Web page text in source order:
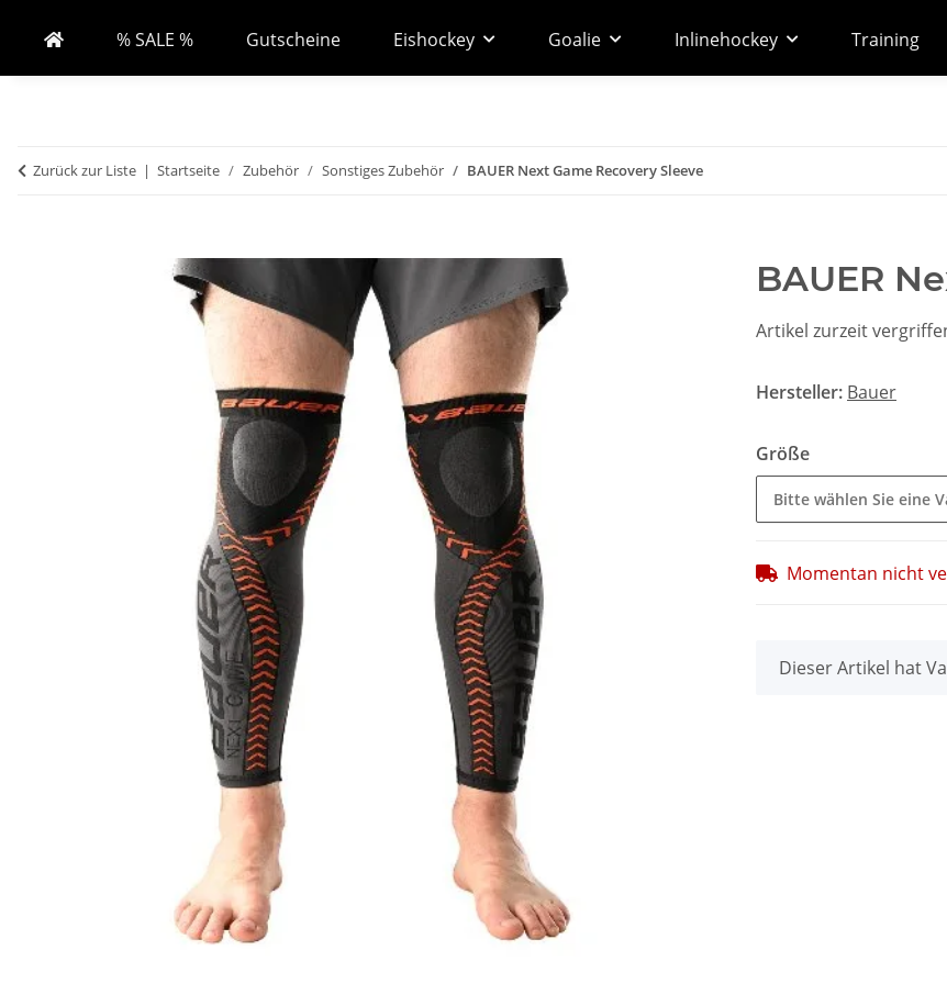
% SALE % Gutscheine Eishockey Goalie Inlinehockey Training
Zurück zur Liste Startseite Zubehör Sonstiges Zubehör BAUER Next Game Recovery Sleeve
BAUER
Artikel zurzeit
Hersteller: Bauer
Größe
Bitte wählen Sie eine
Momentan nicht
x
Dieser Artikel hat